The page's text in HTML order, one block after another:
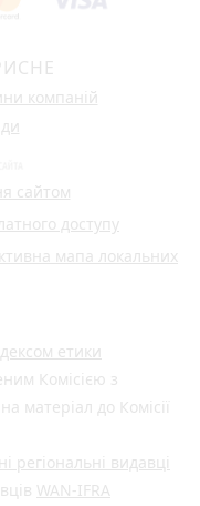
компаній
сайтом
доступу
мапа локальних
етики
Комісією з
матеріал до Комісії
регіональні видавці
WAN-IFRA